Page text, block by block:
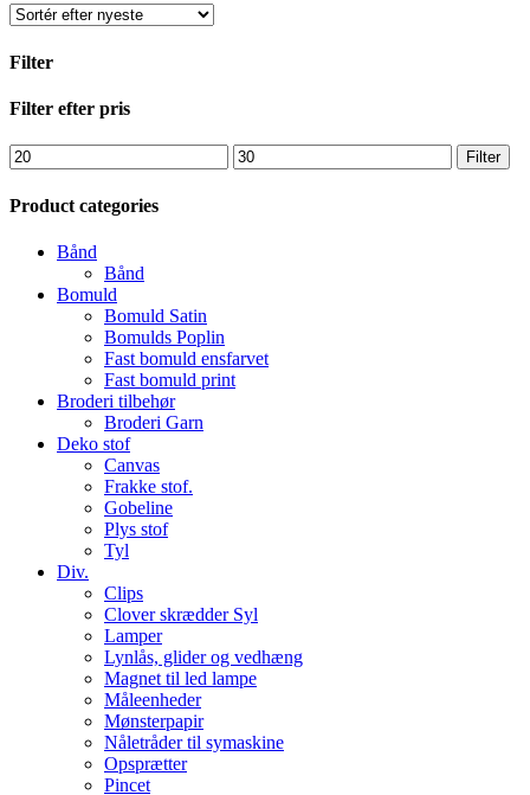
Filter
Close
Filter efter pris
Mindste
pris
Højeste
pris
Filter
Product categories
Bånd
Bånd
Bomuld
Bomuld Satin
Bomulds Poplin
Fast bomuld ensfarvet
Fast bomuld print
Broderi tilbehør
Broderi Garn
Deko stof
Canvas
Frakke stof.
Gobeline
Plys stof
Tyl
Div.
Clips
Clover skrædder Syl
Lamper
Lynlås, glider og vedhæng
Magnet til led lampe
Måleenheder
Mønsterpapir
Nåletråder til symaskine
Opsprætter
Pincet